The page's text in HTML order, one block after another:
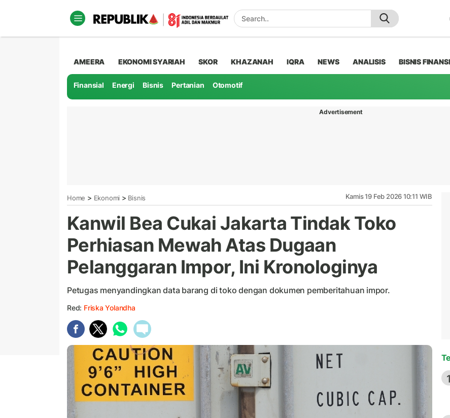
AMEERA EKONOMI SYARIAH SKOR KHAZANAH IQRA NEWS ANALISIS BISNIS
Finansial Energi Bisnis Pertanian Otomotif
Advertisement
Home > Ekonomi > Bisnis Kamis 19 Feb 2026 10:11 WIB
Kanwil Bea Cukai Jakarta Tindak Toko
Perhiasan Mewah Atas Dugaan
Pelanggaran Impor, Ini Kronologinya
Petugas menyandingkan data barang di toko dengan dokumen pemberitahuan impor.
Red: Friska Yolandha
1